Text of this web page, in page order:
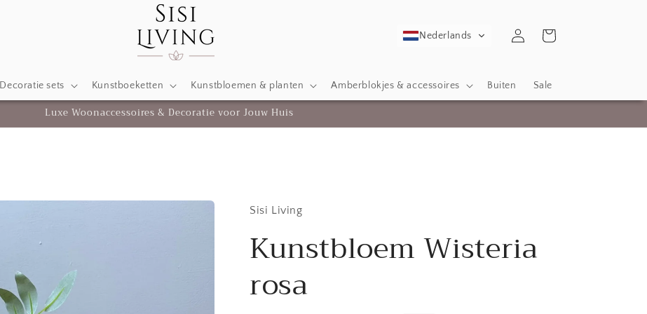
Decoratie sets Kunstboeketten Kunstbloemen & planten Amberblokjes & accessoires Buiten Sale
Nederlands InloggenWinkelwagen
Luxe Woonaccessoires & Decoratie voor Jouw Huis
Sisi Living
Kunstbloem Wisteria
rosa